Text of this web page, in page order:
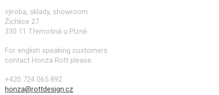
výroba, sklady, showroom
Žichlice 27
330 11 Třemošná u Plzně
For english speaking customers
contact Honza Rott please.
+420 724 065 892
honza@rottdesign.cz